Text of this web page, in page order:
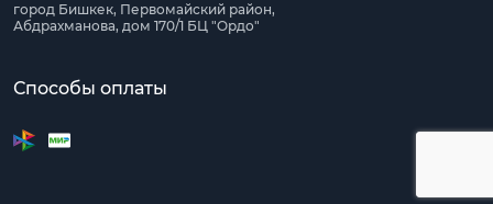
город Бишкек, Первомайский район,
Абдрахманова, дом 170/1 БЦ "Ордо"
Способы оплаты